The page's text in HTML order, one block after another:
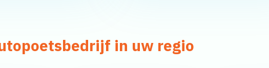
in uw regio